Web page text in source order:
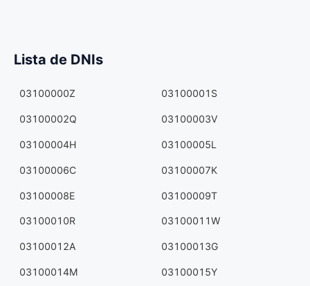
Lista de DNIs
03100000Z 03100001S
03100002Q 03100003V
03100004H 03100005L
03100006C 03100007K
03100008E 03100009T
03100010R 03100011W
03100012A 03100013G
03100014M 03100015Y